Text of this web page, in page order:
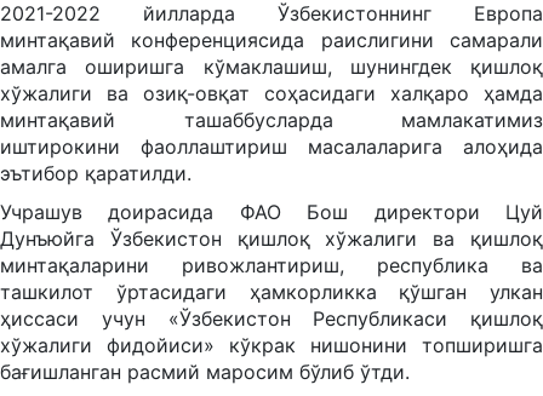
2021-2022 йилларда Ўзбекистоннинг Европа
минтақавий конференциясида раислигини самарали
амалга оширишга кўмаклашиш, шунингдек қишлоқ
хўжалиги ва озиқ-овқат соҳасидаги халқаро ҳамда
минтақавий ташаббусларда мамлакатимиз
иштирокини фаоллаштириш масалаларига алоҳида
эътибор қаратилди.
Учрашув доирасида ФАО Бош директори Цуй
Дунъюйга Ўзбекистон қишлоқ хўжалиги ва қишлоқ
минтақаларини ривожлантириш, республика ва
ташкилот ўртасидаги ҳамкорликка қўшган улкан
ҳиссаси учун «Ўзбекистон Республикаси қишлоқ
хўжалиги фидойиси» кўкрак нишонини топширишга
бағишланган расмий маросим бўлиб ўтди.